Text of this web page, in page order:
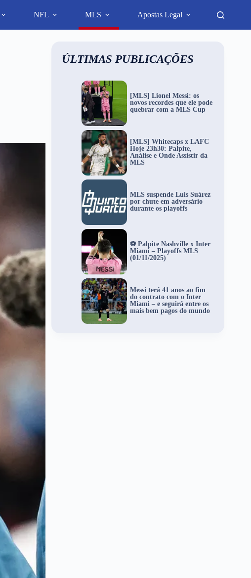
NFL MLS Apostas Legal
ÚLTIMAS PUBLICAÇÕES
[MLS] Lionel Messi: os
novos recordes que ele pode
quebrar com a MLS Cup
[MLS] Whitecaps x LAFC
Hoje 23h30: Palpite,
Análise e Onde Assistir da
MLS
MLS suspende Luis Suárez
por chute em adversário
durante os playoffs
⚽ Palpite Nashville x Inter
Miami – Playoffs MLS
(01/11/2025)
Messi terá 41 anos ao fim
do contrato com o Inter
Miami – e seguirá entre os
mais bem pagos do mundo